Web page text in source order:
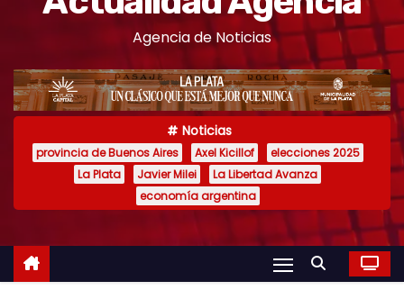
Agencia de Noticias
Noticias
provincia de Buenos Aires Axel Kicillof
elecciones 2025
La Plata
Javier Milei
La Libertad Avanza
economía argentina